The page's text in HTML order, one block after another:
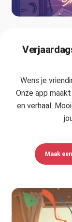
Wens je
Onze app
en verhaal.
Maak